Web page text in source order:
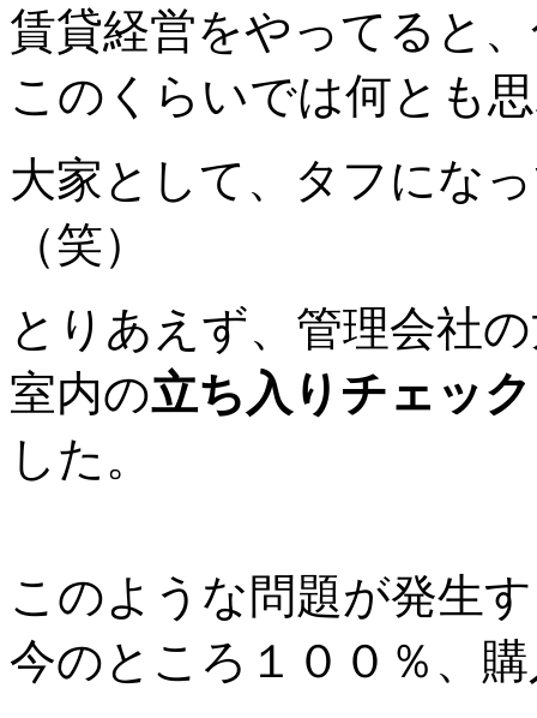
賃貸経営をやってると
このくらいでは何とも
大家として、タフにな
（笑）
とりあえず、管理会社
室内の立ち入りチェック
した。
このような問題が発生
今のところ１００％、